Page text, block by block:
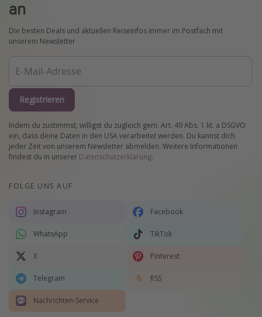
an
Die besten Deals und aktuellen Reiseinfos immer im Postfach mit
unserem Newsletter
Registrieren
Indem du zustimmst, willigst du zugleich gem. Art. 49 Abs. 1 lit. a DSGVO
ein, dass deine Daten in den USA verarbeitet werden. Du kannst dich
jeder Zeit von unserem Newsletter abmelden. Weitere Informationen
findest du in unserer Datenschutzerklärung.
FOLGE UNS AUF
Instagram Facebook
WhatsApp TikTok
X Pinterest
Telegram RSS
Nachrichten-Service